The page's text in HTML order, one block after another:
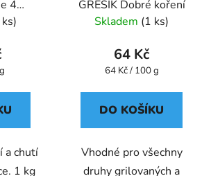
4
a chutí
1 kg
GREŠÍK Dobré koření
Skladem (1 ks)
64 Kč
Měrná
64 Kč / 100 g
DO KOŠÍKU
Vhodné pro všechny
druhy grilovaných a